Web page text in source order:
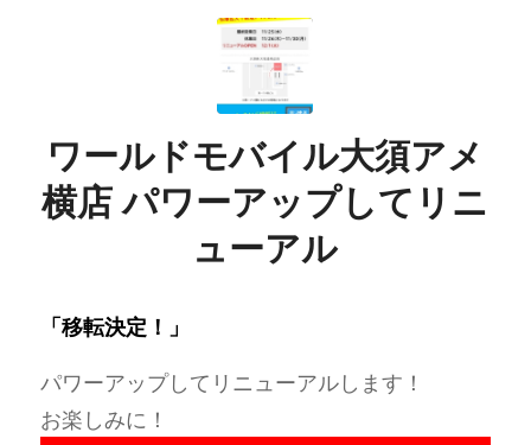
ワールドモバイル大須アメ
横店 パワーアップしてリニ
ューアル
「移転決定！」
パワーアップしてリニューアルします！
お楽しみに！